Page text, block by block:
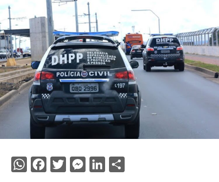
WhatsApp
Facebook
TwitterMessenger
LinkedIn